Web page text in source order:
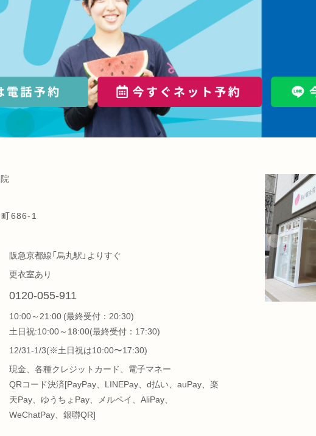
686-1
阪急京都線「烏丸駅」よりすぐ
更衣室あり
0120-055-911
10:00～21:00 (最終受付：20:30)
土日祝:10:00～18:00(最終受付：17:30)
12/31-1/3(※土日祝は10:00〜17:30)
現金、各種クレジットカード、電子マネー
QRコード決済[PayPay、LINEPay、d払い、auPay、楽
天Pay、ゆうちょPay、メルペイ、AliPay、
WeChatPay、銀聯QR]